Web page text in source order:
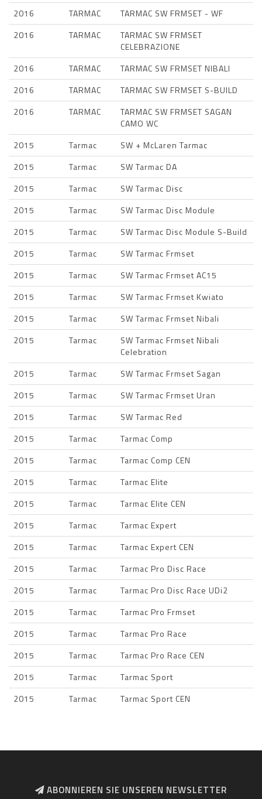
2016
TARMAC
TARMAC SW FRMSET - WF
2016
TARMAC
TARMAC SW FRMSET
CELEBRAZIONE
2016
TARMAC
TARMAC SW FRMSET NIBALI
2016
TARMAC
TARMAC SW FRMSET S-BUILD
2016
TARMAC
TARMAC SW FRMSET SAGAN
CAMO WC
2015
Tarmac
SW + McLaren Tarmac
2015
Tarmac
SW Tarmac DA
2015
Tarmac
SW Tarmac Disc
2015
Tarmac
SW Tarmac Disc Module
2015
Tarmac
SW Tarmac Disc Module S-Build
2015
Tarmac
SW Tarmac Frmset
2015
Tarmac
SW Tarmac Frmset AC15
2015
Tarmac
SW Tarmac Frmset Kwiato
2015
Tarmac
SW Tarmac Frmset Nibali
2015
Tarmac
SW Tarmac Frmset Nibali
Celebration
2015
Tarmac
SW Tarmac Frmset Sagan
2015
Tarmac
SW Tarmac Frmset Uran
2015
Tarmac
SW Tarmac Red
2015
Tarmac
Tarmac Comp
2015
Tarmac
Tarmac Comp CEN
2015
Tarmac
Tarmac Elite
2015
Tarmac
Tarmac Elite CEN
2015
Tarmac
Tarmac Expert
2015
Tarmac
Tarmac Expert CEN
2015
Tarmac
Tarmac Pro Disc Race
2015
Tarmac
Tarmac Pro Disc Race UDi2
2015
Tarmac
Tarmac Pro Frmset
2015
Tarmac
Tarmac Pro Race
2015
Tarmac
Tarmac Pro Race CEN
2015
Tarmac
Tarmac Sport
2015
Tarmac Tarmac Sport CEN
ABONNIEREN SIE UNSEREN NEWSLETTER